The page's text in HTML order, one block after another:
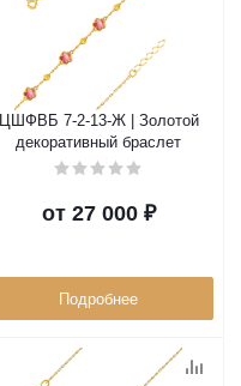
ЦШФВБ 7-2-13-Ж | Золотой
декоративный браслет
от 27 000 ₽
Подробнее